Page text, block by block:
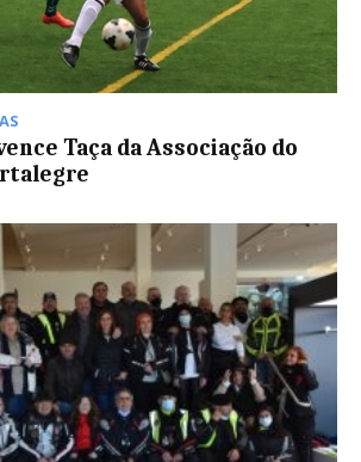
Taça da Associação do